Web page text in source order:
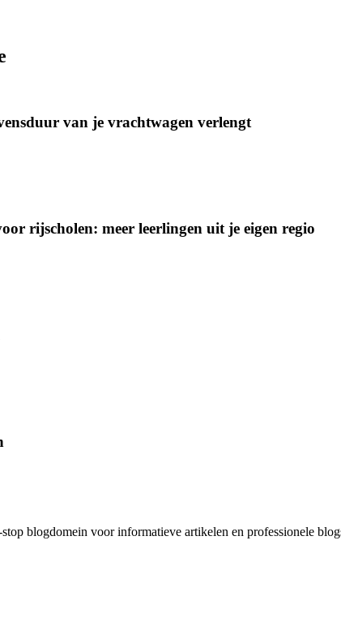
van je vrachtwagen verlengt
rijscholen: meer leerlingen uit je eigen regio
blogdomein voor informatieve artikelen en professionele